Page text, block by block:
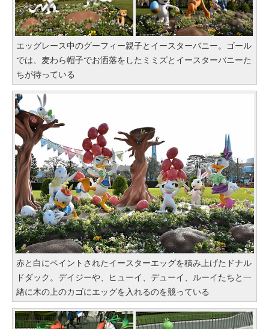
エッグレース中のグーフィー親子とイースターバニー。ゴール
では、麦わら帽子でお洒落をしたミミズとイースターバニーた
ちが待っている
赤と白にペイントされたイースターエッグを積み上げたドナル
ドダック。デイジーや、ヒューイ、デューイ、ルーイたちと一
緒に木の上のカゴにエッグを入れるのを競っている